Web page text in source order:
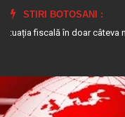
STIRI BOTOSANI :
în doar câteva minute